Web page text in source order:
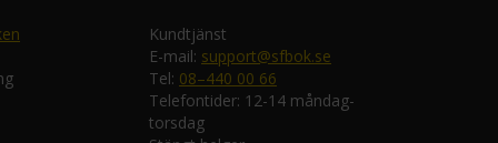
Kundtjänst
E-mail: support@sfbok.se
Tel: 08–440 00 66
Telefontider: 12-14 måndag-
torsdag